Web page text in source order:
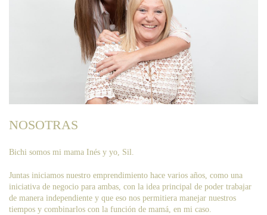
NOSOTRAS
Bichi somos mi mama Inés y yo, Sil.
Juntas iniciamos nuestro emprendimiento hace varios años, como una
iniciativa de negocio para ambas, con la idea principal de poder trabajar
de manera independiente y que eso nos permitiera manejar nuestros
tiempos y combinarlos con la función de mamá, en mi caso.